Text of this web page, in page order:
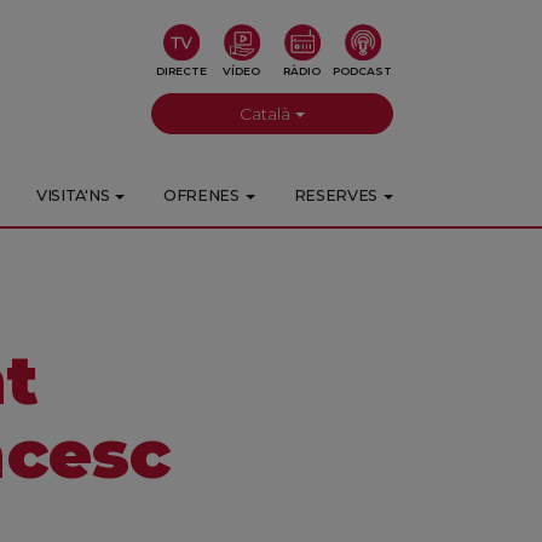
DIRECTE VÍDEO RÀDIO PODCAST
Català
VISITA'NS OFRENES RESERVES